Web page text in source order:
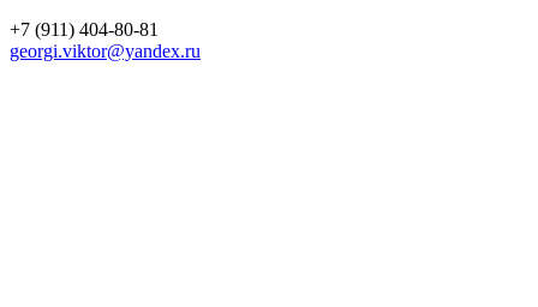
+7 (911) 404-80-81
georgi.viktor@yandex.ru